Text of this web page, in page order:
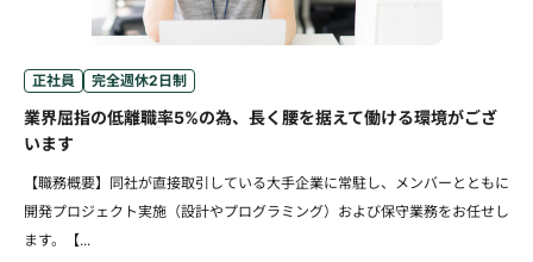
正社員 完全週休2日制
業界屈指の低離職率5%の為、長く腰を据えて働ける環境がござ
います
【職務概要】同社が直接取引している大手企業に常駐し、メンバーとともに
開発プロジェクト実施（設計やプログラミング）および保守業務をお任せし
ます。【...